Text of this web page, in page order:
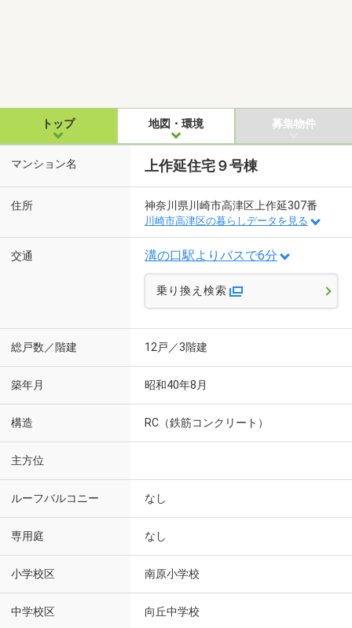
トップ 地図・環境 募集物件
マンション名 上作延住宅９号棟
住所 神奈川県川崎市高津区上作延307番
川崎市高津区の暮らしデータを見る
交通 溝の口駅よりバスで6分
乗り換え検索
総戸数／階建 12戸／3階建
築年月 昭和40年8月
構造 RC（鉄筋コンクリート）
主方位
ルーフバルコニー なし
専用庭 なし
小学校区 南原小学校
中学校区 向丘中学校